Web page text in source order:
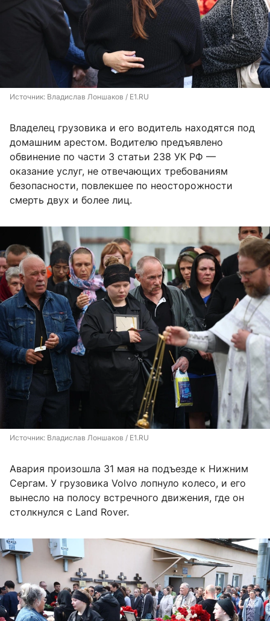
Источник: Владислав Лоншаков / E1.RU
Владелец грузовика и его водитель находятся под
домашним арестом. Водителю предъявлено
обвинение по части 3 статьи 238 УК РФ —
оказание услуг, не отвечающих требованиям
безопасности, повлекшее по неосторожности
смерть двух и более лиц.
Источник: Владислав Лоншаков / E1.RU
Авария произошла 31 мая на подъезде к Нижним
Сергам. У грузовика Volvo лопнуло колесо, и его
вынесло на полосу встречного движения, где он
столкнулся с Land Rover.